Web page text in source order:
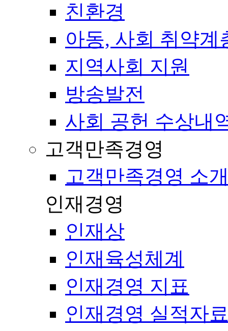
친환경
아동, 사회 취약계
지역사회 지원
방송발전
사회 공헌 수상내
고객만족경영
고객만족경영 소
인재경영
인재상
인재육성체계
인재경영 지표
인재경영 실적자